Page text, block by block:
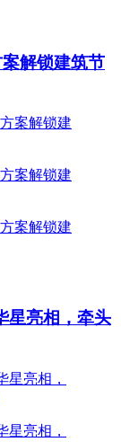
解锁建筑节
星亮相，牵头